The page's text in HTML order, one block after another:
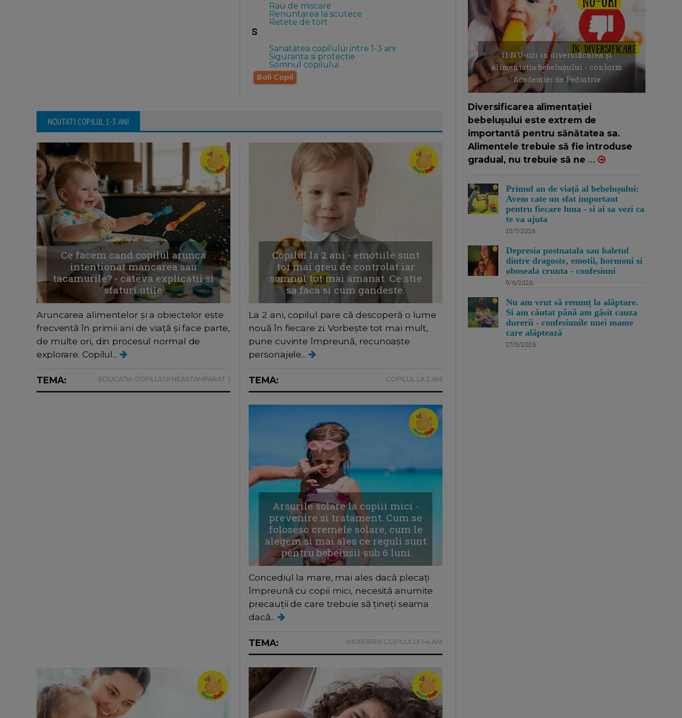
Rau de miscare
Renuntarea la scutece
Retete de tort
S
Sanatatea copilului intre 1-3 ani
Siguranta si protectie
Somnul copilului
Boli Copil
NOUTATI COPILUL 1-3 ANI
Ce facem cand copilul arunca
intentionat mancarea sau
tacamurile? - cateva explicatii si
sfaturi utile
Aruncarea alimentelor și a obiectelor este
frecventă în primii ani de viață și face parte,
de multe ori, din procesul normal de
explorare. Copilul...
TEMA: EDUCATIA COPILULUI NEASTAMPARAT :)
Copilul la 2 ani - emotiile sunt
tot mai greu de controlat iar
somnul tot mai amanat. Ce stie
sa faca si cum gandeste.
La 2 ani, copilul pare că descoperă o lume
nouă în fiecare zi. Vorbește tot mai mult,
pune cuvinte împreună, recunoaște
personajele...
TEMA: COPILUL LA 2 ANI
Arsurile solare la copiii mici -
prevenire si tratament. Cum se
folosesc cremele solare, cum le
alegem si mai ales ce reguli sunt
pentru bebelusii sub 6 luni
Concediul la mare, mai ales dacă plecați
împreună cu copii mici, necesită anumite
precauții de care trebuie să țineți seama
dacă...
TEMA: INGRIJIREA COPILULUI 1-4 ANI
11 NU-uri in diversificarea și
alimentația bebelușului - conform
Academiei de Pediatrie
Diversificarea alimentației
bebelușului este extrem de
importantă pentru sănătatea sa.
Alimentele trebuie să fie introduse
gradual, nu trebuie să ne ...
Primul an de viață al bebelușului:
Avem cate un sfat important
pentru fiecare luna - si ai sa vezi ca
te va ajuta
10/7/2026
Depresia postnatala sau baletul
dintre dragoste, emotii, hormoni si
oboseala crunta - confesiuni
9/6/2026
Nu am vrut să renunț la alăptare.
Si am căutat până am găsit cauza
durerii - confesiunile unei mame
care alăptează
27/3/2026